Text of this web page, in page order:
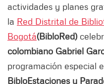
actividades y planes
la Red Distrital de
Bogotá(BibloRed)
colombiano Gabriel
programación especial
BibloEstaciones y